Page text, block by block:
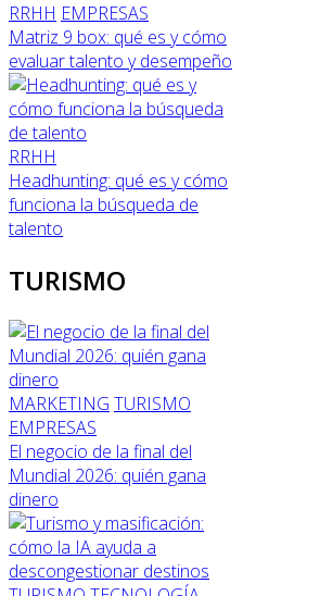
RRHH EMPRESAS
Matriz 9 box: qué es y cómo
evaluar talento y desempeño
RRHH
Headhunting: qué es y cómo
funciona la búsqueda de
talento
TURISMO
MARKETING TURISMO
EMPRESAS
El negocio de la final del
Mundial 2026: quién gana
dinero